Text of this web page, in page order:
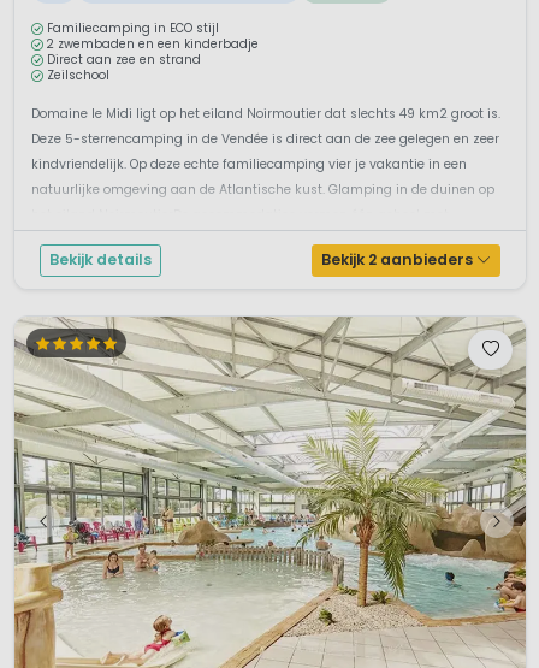
Familiecamping in ECO stijl
2 zwembaden en een kinderbadje
Direct aan zee en strand
Zeilschool
Domaine le Midi ligt op het eiland Noirmoutier dat slechts 49 km2 groot is.
Deze 5-sterrencamping in de Vendée is direct aan de zee gelegen en zeer
kindvriendelijk. Op deze echte familiecamping vier je vakantie in een
natuurlijke omgeving aan de Atlantische kust. Glamping in de duinen op
Bekijk details Bekijk 2 aanbieders